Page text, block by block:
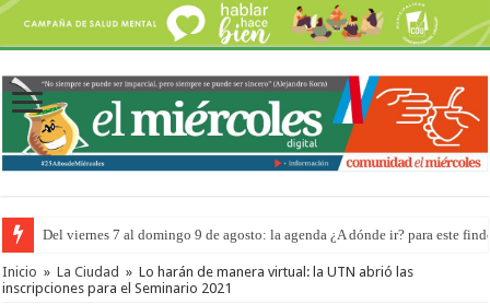
Del viernes 7 al domingo 9 de agosto: la agenda ¿A dónde ir? para este
Inicio » La Ciudad » Lo harán de manera virtual: la UTN abrió las
inscripciones para el Seminario 2021